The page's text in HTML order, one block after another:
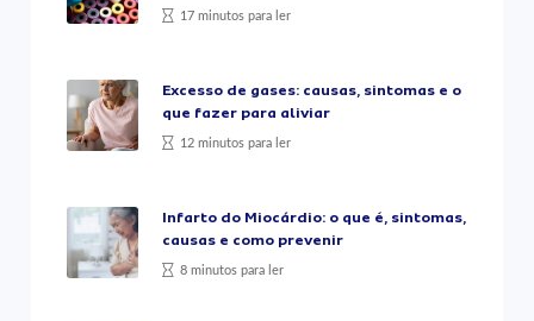
17 minutos para ler
Excesso de gases: causas, sintomas e o
que fazer para aliviar
12 minutos para ler
Infarto do Miocárdio: o que é, sintomas,
causas e como prevenir
8 minutos para ler